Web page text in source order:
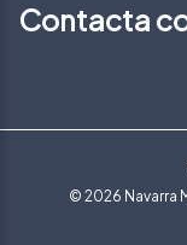
Contacta
© 2026 Navarra